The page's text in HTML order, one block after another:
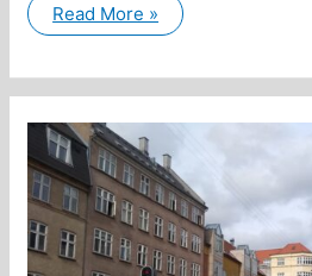
‘White
Hats’
og
misbrug
af
begrebet,
samt
at
bekæmpe
vs.
at
forstå
problemer
Read More »